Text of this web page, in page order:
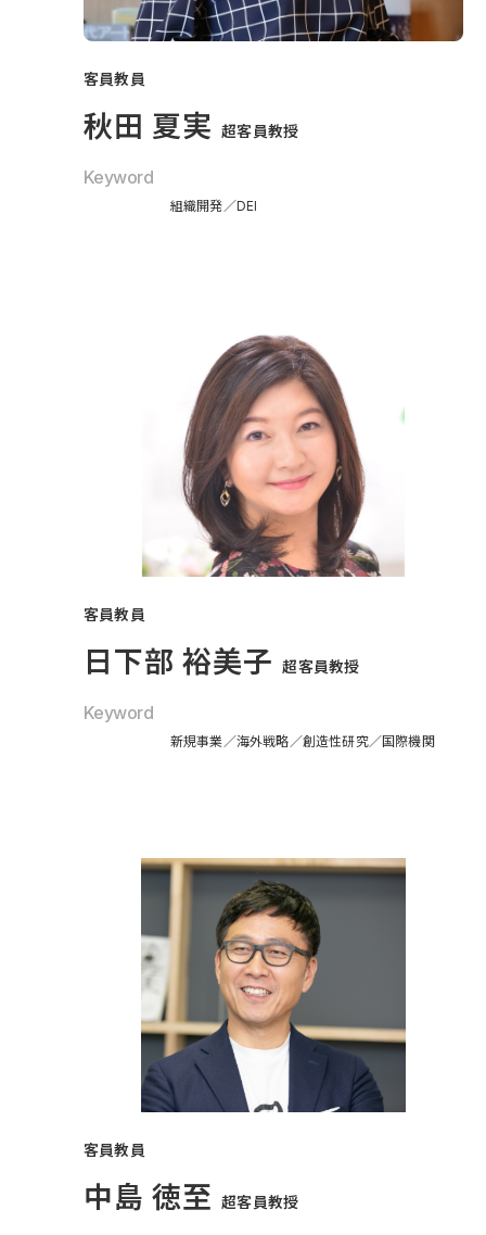
客員教員
秋田 夏実 超客員教授
Keyword
組織開発 DEI
客員教員
日下部 裕美子 超客員教授
Keyword
新規事業 海外戦略 創造性研究 国際機関
客員教員
中島 徳至 超客員教授